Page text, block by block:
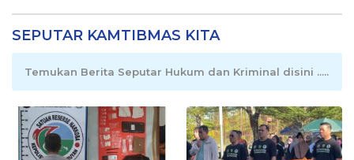
SEPUTAR KAMTIBMAS KITA
Temukan Berita Seputar Hukum dan Kriminal disini .....